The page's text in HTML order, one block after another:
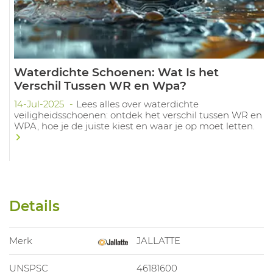
Waterdichte Schoenen: Wat Is het
Verschil Tussen WR en Wpa?
14-Jul-2025
Lees alles over waterdichte
veiligheidsschoenen: ontdek het verschil tussen WR en
WPA, hoe je de juiste kiest en waar je op moet letten.
Details
Merk JALLATTE
UNSPSC 46181600